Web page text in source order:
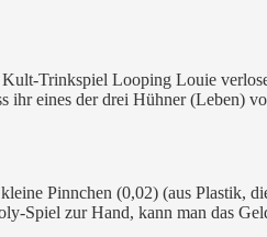
Trinkspiel Looping Louie
ihr eines der drei Hühner (Leben)
Pinnchen (0,02) (aus Plastik,
Spiel zur Hand, kann man das